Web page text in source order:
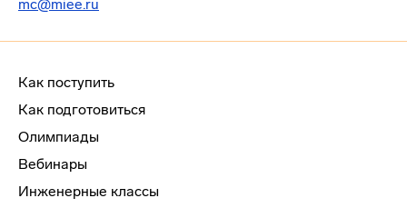
mc@miee.ru
Как поступить
Как подготовиться
Олимпиады
Вебинары
Инженерные классы